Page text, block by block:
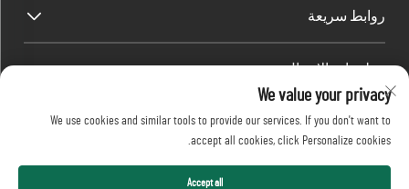
روابط سريعة
معلومات الاتصال
Office add : رقم 688، حديقة صناعة شابينغ، منطقة كايفو، مدينة
تشانغشا، مقاطعة هونان، الصين.
البريد الإلكتروني:[email protected]
حقوق النشر © 2026 شركة Realtop للصناعات الثقيلة المحدودة.
We value your privacy
We use cookies and similar tools to provide our services. If you don't want to
accept all cookies, click Personalize cookies.
Accept all